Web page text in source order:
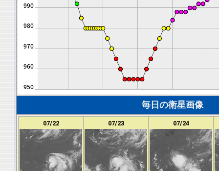
毎日の衛星画像
07/22 07/23 07/24